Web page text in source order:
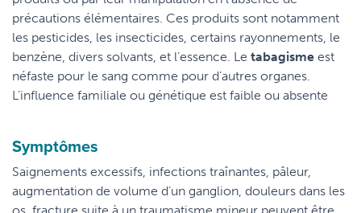
précautions élémentaires. Ces produits sont notamment
les pesticides, les insecticides, certains rayonnements, le
benzène, divers solvants, et l’essence. Le tabagisme est
néfaste pour le sang comme pour d’autres organes.
L’influence familiale ou génétique est faible ou absente
Symptômes
Saignements excessifs, infections traînantes, pâleur,
augmentation de volume d’un ganglion, douleurs dans les